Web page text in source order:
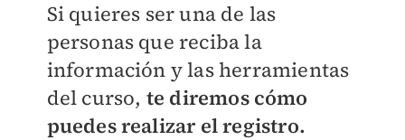
Si quieres ser una de las
personas que reciba la
información y las herramientas
del curso, te diremos cómo
puedes realizar el registro.